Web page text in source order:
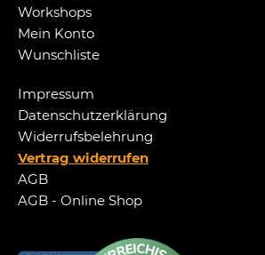
Workshops
Mein Konto
Wunschliste
Impressum
Datenschutzerklärung
Widerrufsbelehrung
Vertrag widerrufen
AGB
AGB - Online Shop